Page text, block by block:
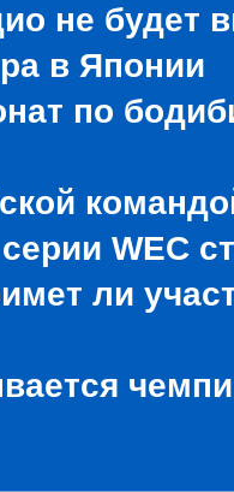
не будет
в Японии
по
WEC
ли